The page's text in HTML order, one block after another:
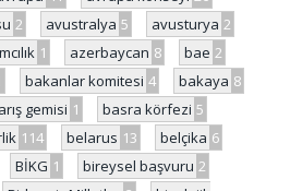
2 avustralya 5 avusturya 2
1 azerbaycan 8 bae 2
bakanlar komitesi 4 bakaya 8
gemisi 1 basra körfezi 5
114 belarus 13 belçika 6
BİKG 1 bireysel başvuru 2